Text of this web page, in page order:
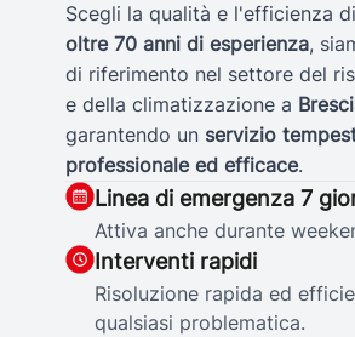
Scegli la qualità e l'efficienza
oltre 70 anni di esperienza,
di riferimento nel settore del
e della climatizzazione a
garantendo un servizio
professionale ed efficace.
Linea di emergenza 7
Attiva anche durante
Interventi rapidi
Risoluzione rapida ed
qualsiasi problematica.